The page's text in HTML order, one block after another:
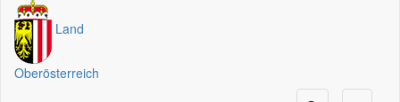
Land
Oberösterreich